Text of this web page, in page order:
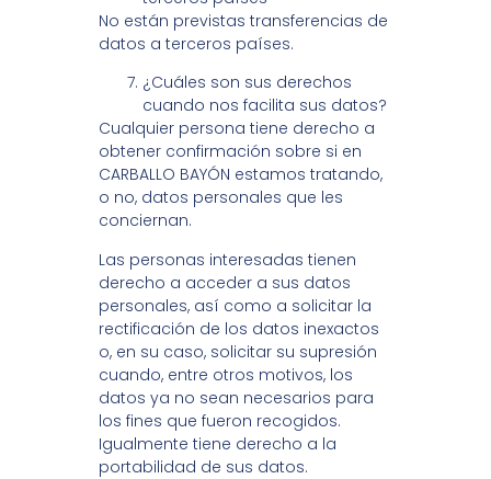
No están previstas transferencias de
datos a terceros países.
¿Cuáles son sus derechos
cuando nos facilita sus datos?
Cualquier persona tiene derecho a
obtener confirmación sobre si en
CARBALLO BAYÓN estamos tratando,
o no, datos personales que les
conciernan.
Las personas interesadas tienen
derecho a acceder a sus datos
personales, así como a solicitar la
rectificación de los datos inexactos
o, en su caso, solicitar su supresión
cuando, entre otros motivos, los
datos ya no sean necesarios para
los fines que fueron recogidos.
Igualmente tiene derecho a la
portabilidad de sus datos.